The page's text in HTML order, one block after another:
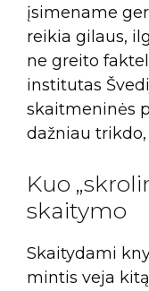
įsimename
reikia gilaus,
ne greito
institutas
skaitmeninės
dažniau
Kuo
skaitymo
Skaitydami
mintis veja